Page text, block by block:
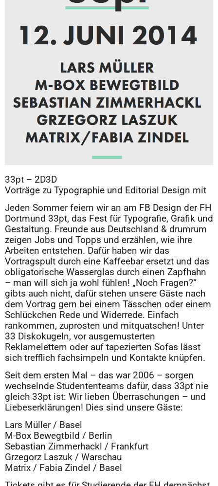
33pt – 2D3D
Vorträge zu Typographie und Editorial Design mit
Jeden Sommer feiern wir an am FB Design der FH
Dortmund 33pt, das Fest für Typografie, Grafik und
Gestaltung. Freunde aus Deutschland & drumrum
zeigen Jobs und Topps und erzählen, wie ihre
Arbeiten entstehen. Dafür haben wir das
Vortragspult durch eine Kaffeebar ersetzt und das
obligatorische Wasserglas durch einen Zapfhahn
– man will sich ja wohl fühlen! „Noch Fragen?“
gibts auch nicht, dafür stehen unsere Gäste nach
dem Vortrag gern bei einem Tässchen oder einem
Schlückchen Rede und Widerrede. Einfach
rankommen, zuprosten und mitquatschen! Unter
33 Diskokugeln, vor ausgemusterten
Reklamelettern oder auf tapezierten Sofas lässt
sich trefflich fachsimpeln und Kontakte knüpfen.
Seit dem ersten Mal – das war 2006 – sorgen
wechselnde Studententeams dafür, dass 33pt nie
gleich 33pt ist: Wir lieben Überraschungen – und
Liebeserklärungen! Dies sind unsere Gäste:
Lars Müller / Basel
M-Box Bewegtbild / Berlin
Sebastian Zimmerhackl / Frankfurt
Grzegorz Laszuk / Warschau
Matrix / Fabia Zindel / Basel